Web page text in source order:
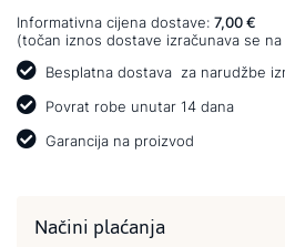
Informativna cijena dostave: 7,00 €
(točan iznos dostave izračunava se
Besplatna dostava za narudžbe
Povrat robe unutar 14 dana
Garancija na proizvod
Načini plaćanja